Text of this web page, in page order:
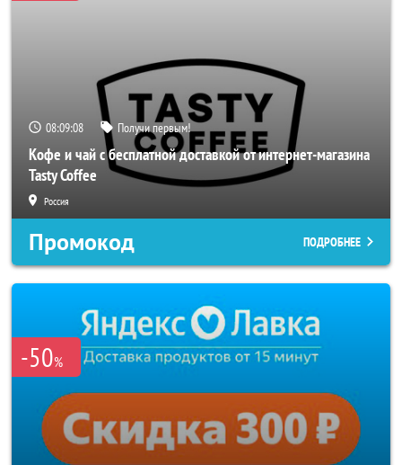
08:09:06 Получи первым!
Кофе и чай с бесплатной доставкой от интернет-магазина
Tasty Coffee
Россия
Промокод ПОДРОБНЕЕ
-50%